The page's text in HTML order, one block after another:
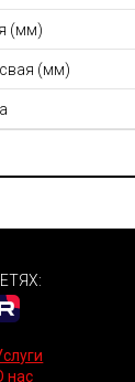
(мм)
(мм)
нас